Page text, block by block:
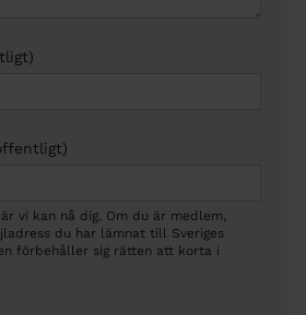
vi kan nå dig. Om du är medlem,
du har lämnat till Sveriges
förbehåller sig rätten att korta i